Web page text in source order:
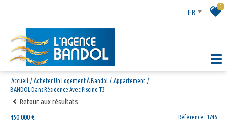
FR
0
Accueil Acheter Un Logement À Bandol
Appartement
BANDOL Dans Résidence Avec Piscine T3
Retour aux résultats
450 000 €
Référence : 1746